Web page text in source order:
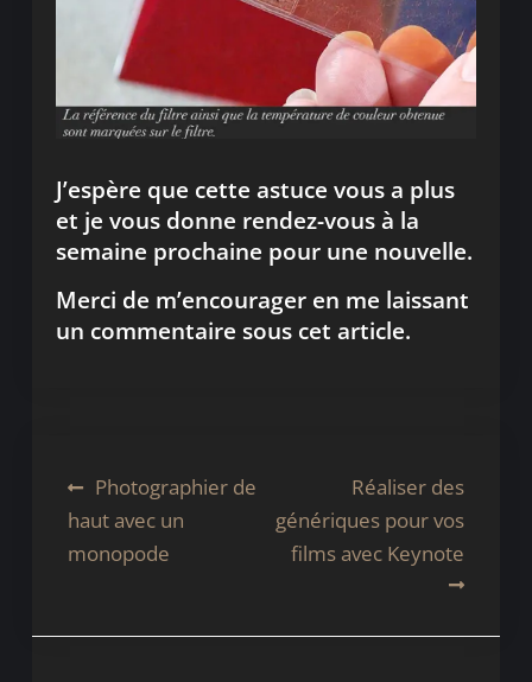
J’espère que cette astuce vous a plus
et je vous donne rendez-vous à la
semaine prochaine pour une nouvelle.
Merci de m’encourager en me laissant
un commentaire sous cet article.
Navigation
de
l’article
Photographier de
haut avec un
monopode
Réaliser des
génériques pour vos
films avec Keynote